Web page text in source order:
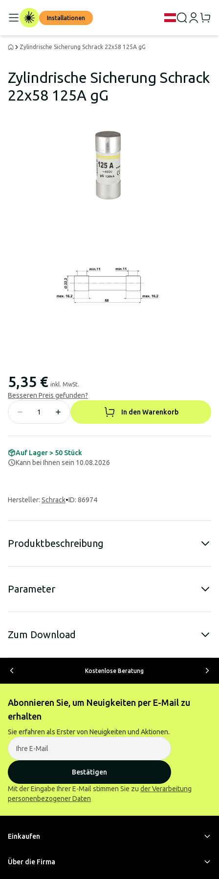
Installationen
Zylindrische Sicherung Schrack 22x58 125A gG
Zylindrische Sicherung Schrack
22x58 125A gG
5,35 € inkl. MwSt.
Besseren Preis gefunden?
In den Warenkorb
Auf Lager > 50 Stück
Kann bei Ihnen sein 10.08.2026
Hersteller: Schrack•ID: 86974
Produktbeschreibung
Parameter
Zum Download
Kostenlose Beratung
Abonnieren Sie, um Neuigkeiten per E-Mail zu
erhalten
Sie erfahren als Erster von Neuigkeiten und Aktionen.
Bestätigen
Mit der Eingabe Ihrer E-Mail stimmen Sie zu der Verarbeitung
personenbezogener Daten
Einkaufen
Über die Firma